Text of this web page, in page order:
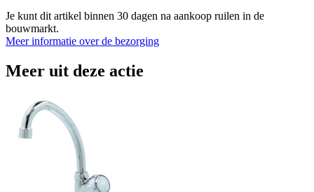
Je kunt dit artikel binnen 30 dagen na aankoop ruilen in de
bouwmarkt.
Meer informatie over de bezorging
Meer uit deze actie